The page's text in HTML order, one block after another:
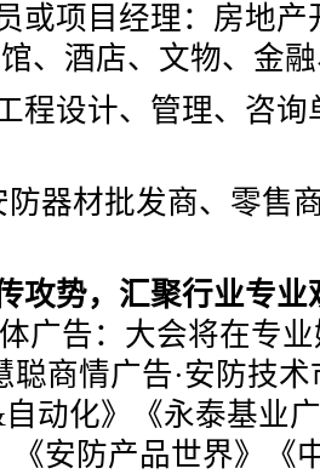
或项目经理：房地
、酒店、文物、金
程设计、管理、咨
防器材批发商、零售
攻势，汇聚行业专业
广告：大会将在专
聪商情广告·安防技
动化》《永泰基业
《安防产品世界》《